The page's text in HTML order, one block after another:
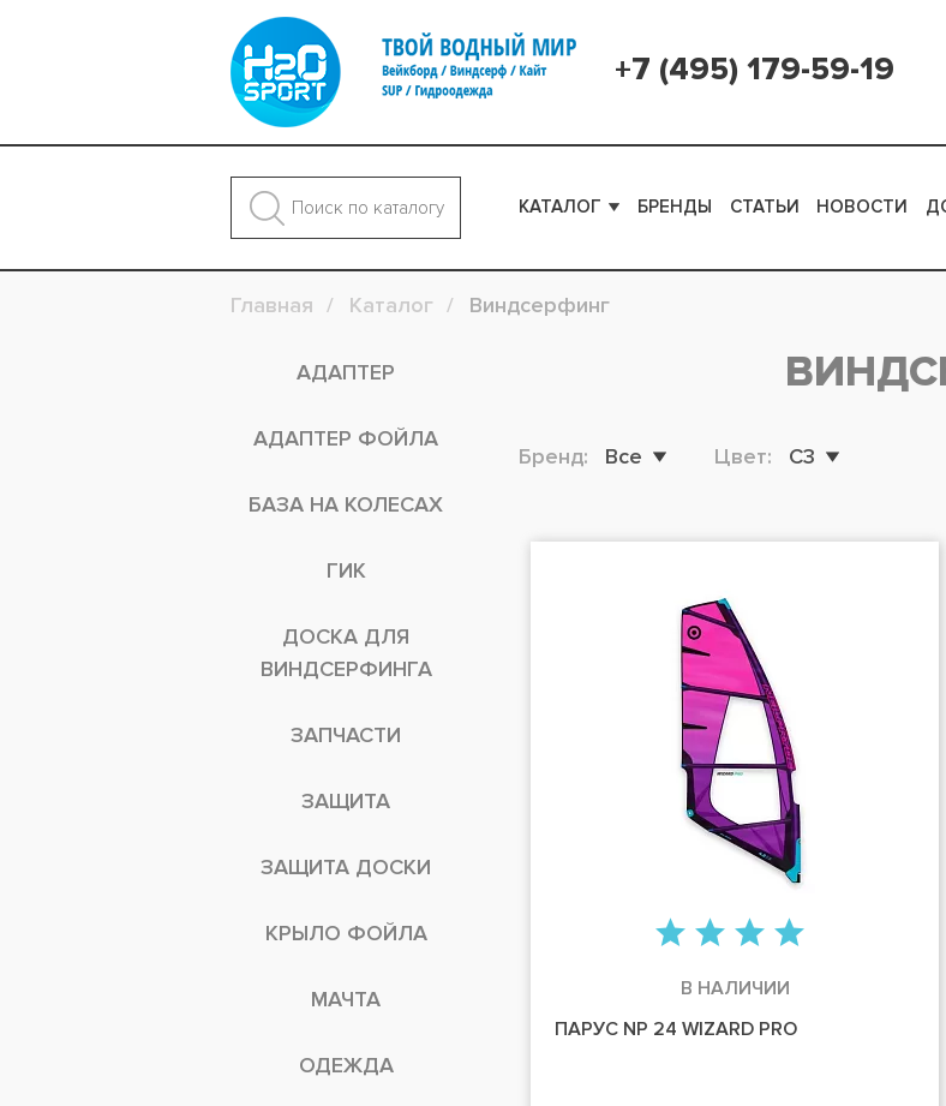
+7 (495) 179-59-19
КАТАЛОГ БРЕНДЫ СТАТЬИ НОВОСТИ
Главная Каталог Виндсерфинг
АДАПТЕР
АДАПТЕР ФОЙЛА
БАЗА НА КОЛЕСАХ
ГИК
ДОСКА ДЛЯ
ВИНДСЕРФИНГА
ЗАПЧАСТИ
ЗАЩИТА
ЗАЩИТА ДОСКИ
КРЫЛО ФОЙЛА
МАЧТА
ОДЕЖДА
Бренд: Все Цвет: C3
В НАЛИЧИИ
ПАРУС NP 24 WIZARD PRO